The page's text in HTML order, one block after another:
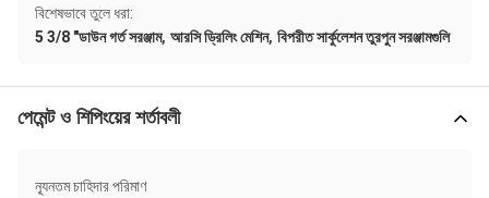
বিশেষভাবে তুলে ধরা:
5 3/8 "ডাউন গর্ত সরঞ্জাম, আরসি ড্রিলিং মেশিন, বিপরীত সার্কুলেশন তুরপুন সরঞ্জামগুলি
পেমেন্ট ও শিপিংয়ের শর্তাবলী
ন্যূনতম চাহিদার পরিমাণ